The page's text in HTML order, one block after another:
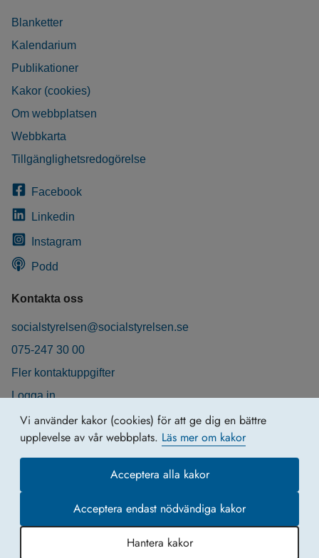
Vi använder kakor (cookies) för att ge dig en bättre
upplevelse av vår webbplats. Läs mer om kakor
Acceptera alla kakor
Acceptera endast nödvändiga kakor
Hantera kakor
Blanketter
Kalendarium
Publikationer
Kakor (cookies)
Om webbplatsen
Webbkarta
Tillgänglighetsredogörelse
Facebook
Linkedin
Instagram
Podd
Kontakta oss
socialstyrelsen@socialstyrelsen.se
075-247 30 00
Fler kontaktuppgifter
Logga in
Behandling av personuppgifter